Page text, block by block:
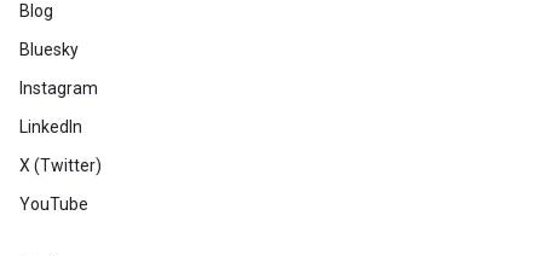
Blog
Bluesky
Instagram
LinkedIn
X (Twitter)
YouTube